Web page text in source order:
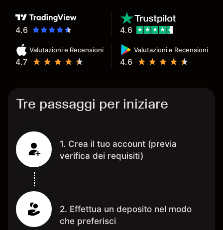
4.6
Valutazioni e Recensioni
4.7
Valutazioni e Recensioni
4.6
4.6
Tre passaggi per iniziare
1. Crea il tuo account (previa
verifica dei requisiti)
2. Effettua un deposito nel modo
che preferisci